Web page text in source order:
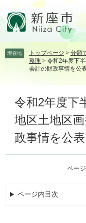
頭飛 現在地 トップページ > 分類
整理 > 令和2年度下
会計の財政事情を公
令和2年度下
地区土地区
政事情を公表
ペー
ページ内目次